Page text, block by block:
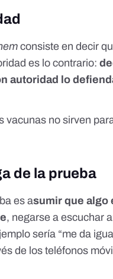
consiste en decir
es lo contrario:
autoridad lo
vacunas no sirven
de la prueba
es asumir que algo
, negarse a escuchar
sería “me da
de los teléfonos